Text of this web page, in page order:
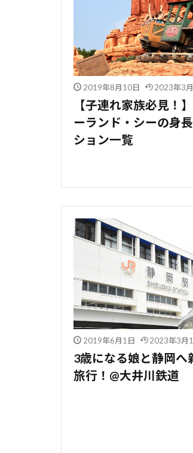
2019年8月10日 2023年3
【子連れ家族必見！
ーランド・シーの身
ション一覧
2019年6月1日 2023年3月
3歳になる娘と静岡へ
旅行！@大井川鉄道